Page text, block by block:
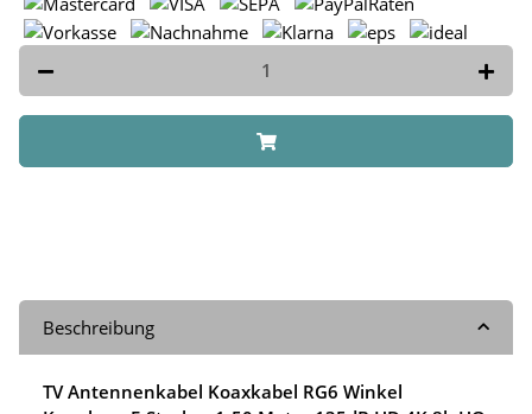
Beschreibung
TV Antennenkabel Koaxkabel RG6 Winkel